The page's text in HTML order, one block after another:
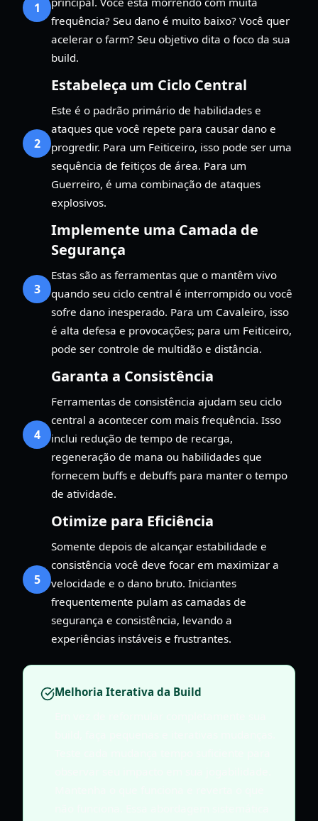
1
frequência? Seu dano é muito baixo? Você quer
acelerar o farm? Seu objetivo dita o foco da sua
build.
2
Estabeleça um Ciclo Central
Este é o padrão primário de habilidades e
ataques que você repete para causar dano e
progredir. Para um Feiticeiro, isso pode ser uma
sequência de feitiços de área. Para um
Guerreiro, é uma combinação de ataques
explosivos.
3
Implemente uma Camada de
Segurança
Estas são as ferramentas que o mantêm vivo
quando seu ciclo central é interrompido ou você
sofre dano inesperado. Para um Cavaleiro, isso
é alta defesa e provocações; para um Feiticeiro,
pode ser controle de multidão e distância.
4
Garanta a Consistência
Ferramentas de consistência ajudam seu ciclo
central a acontecer com mais frequência. Isso
inclui redução de tempo de recarga,
regeneração de mana ou habilidades que
fornecem buffs e debuffs para manter o tempo
de atividade.
5
Otimize para Eficiência
Somente depois de alcançar estabilidade e
consistência você deve focar em maximizar a
velocidade e o dano bruto. Iniciantes
frequentemente pulam as camadas de
segurança e consistência, levando a
experiências instáveis e frustrantes.
Melhoria Iterativa da Build